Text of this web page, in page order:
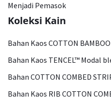
Menjadi Pemasok
Koleksi Kain
Bahan Kaos COTTON BAMBOO
Bahan Kaos TENCEL™ Modal
Bahan COTTON COMBED
Bahan Kaos RIB COTTON